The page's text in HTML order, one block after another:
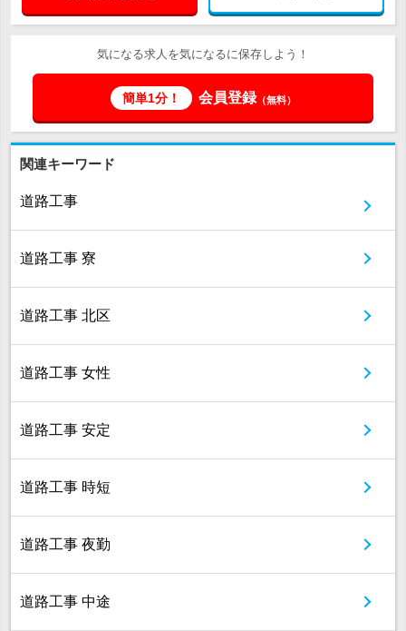
気になる求人を気になるに保存しよう！
簡単1分！ 会員登録（無料）
関連キーワード
道路工事
道路工事 寮
道路工事 北区
道路工事 女性
道路工事 安定
道路工事 時短
道路工事 夜勤
道路工事 中途